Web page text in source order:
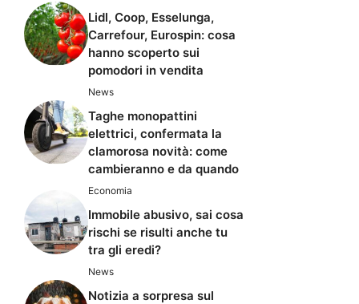
Lidl, Coop, Esselunga,
Carrefour, Eurospin: cosa
hanno scoperto sui
pomodori in vendita
News
Taghe monopattini
elettrici, confermata la
clamorosa novità: come
cambieranno e da quando
Economia
Immobile abusivo, sai cosa
rischi se risulti anche tu
tra gli eredi?
News
Notizia a sorpresa sul